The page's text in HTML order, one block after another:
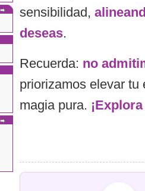
sensibilidad,
deseas.
Recuerda: no
priorizamos elevar
magia pura.